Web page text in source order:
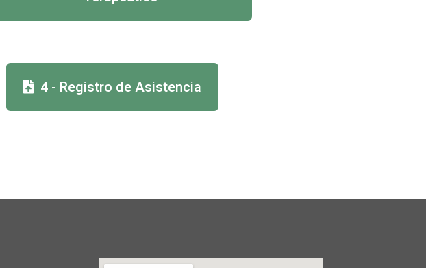
4 - Registro de Asistencia